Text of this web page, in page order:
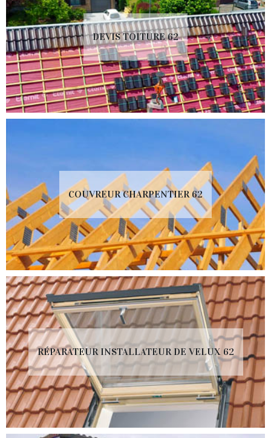
DEVIS TOITURE 62
COUVREUR CHARPENTIER 62
RÉPARATEUR INSTALLATEUR DE VELUX 62